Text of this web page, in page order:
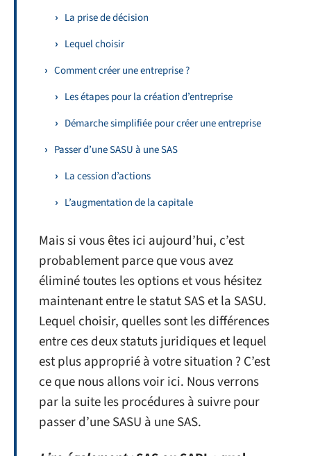
La prise de décision
Lequel choisir
Comment créer une entreprise ?
Les étapes pour la création d’entreprise
Démarche simplifiée pour créer une entreprise
Passer d’une SASU à une SAS
La cession d’actions
L’augmentation de la capitale
Mais si vous êtes ici aujourd’hui, c’est
probablement parce que vous avez
éliminé toutes les options et vous hésitez
maintenant entre le statut SAS et la SASU.
Lequel choisir, quelles sont les différences
entre ces deux statuts juridiques et lequel
est plus approprié à votre situation ? C’est
ce que nous allons voir ici. Nous verrons
par la suite les procédures à suivre pour
passer d’une SASU à une SAS.